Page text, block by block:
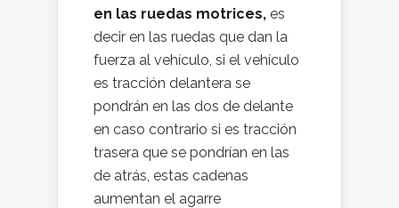
en las ruedas motrices, es
decir en las ruedas que dan la
fuerza al vehículo, si el vehículo
es tracción delantera se
pondrán en las dos de delante
en caso contrario si es tracción
trasera que se pondrían en las
de atrás, estas cadenas
aumentan el agarre